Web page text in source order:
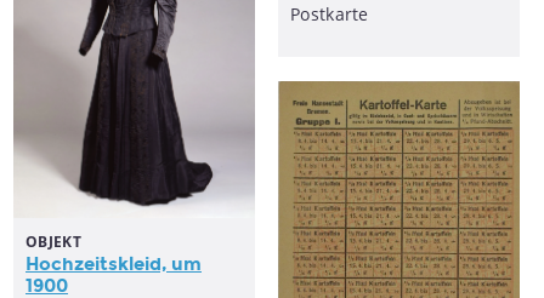
Postkarte
OBJEKT
Hochzeitskleid, um
1900